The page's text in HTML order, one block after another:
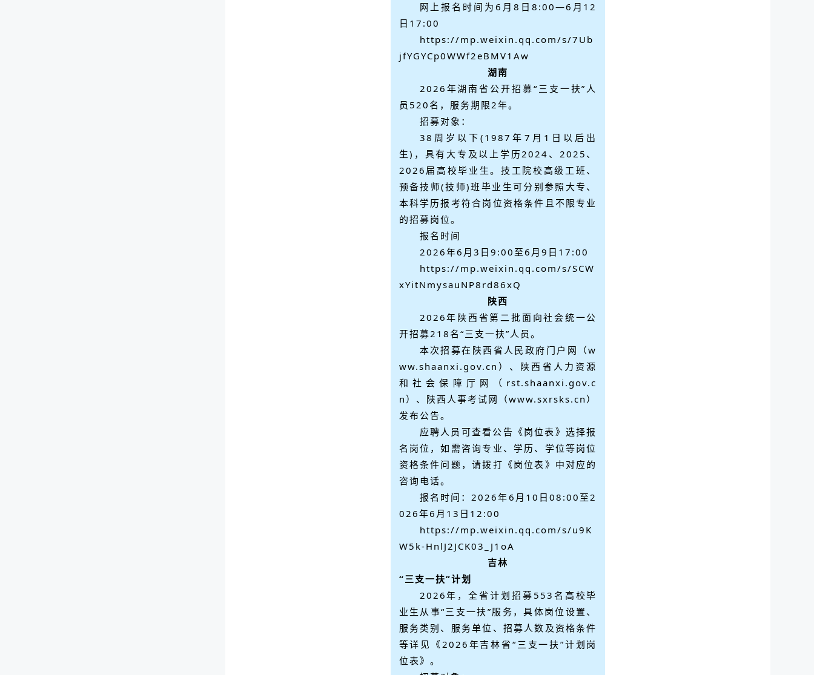
网上报名时间为6月8日8:00—6月12
日17:00
https://mp.weixin.qq.com/s/7Ub
jfYGYCp0WWf2eBMV1Aw
湖南
2026年湖南省公开招募“三支一扶”人
员520名，服务期限2年。
招募对象：
38周岁以下(1987年7月1日以后出
生)，具有大专及以上学历2024、2025、
2026届高校毕业生。技工院校高级工班、
预备技师(技师)班毕业生可分别参照大专、
本科学历报考符合岗位资格条件且不限专业
的招募岗位。
报名时间
2026年6月3日9:00至6月9日17:00
https://mp.weixin.qq.com/s/SCW
xYitNmysauNP8rd86xQ
陕西
2026年陕西省第二批面向社会统一公
开招募218名“三支一扶”人员。
本次招募在陕西省人民政府门户网（w
ww.shaanxi.gov.cn）、陕西省人力资源
和社会保障厅网（rst.shaanxi.gov.c
n）、陕西人事考试网（www.sxrsks.cn）
发布公告。
应聘人员可查看公告《岗位表》选择报
名岗位，如需咨询专业、学历、学位等岗位
资格条件问题，请拨打《岗位表》中对应的
咨询电话。
报名时间：2026年6月10日08:00至2
026年6月13日12:00
https://mp.weixin.qq.com/s/u9K
W5k-HnlJ2JCK03_J1oA
吉林
“三支一扶”计划
2026年，全省计划招募553名高校毕
业生从事“三支一扶”服务，具体岗位设置、
服务类别、服务单位、招募人数及资格条件
等详见《2026年吉林省“三支一扶”计划岗
位表》。